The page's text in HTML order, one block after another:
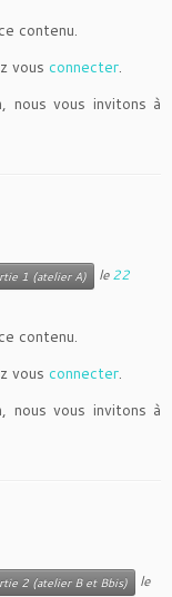
contenu.
vous connecter.
nous vous invitons à
1 (atelier A) le22
contenu.
vous connecter.
nous vous invitons à
2 (atelier B et Bbis)
le